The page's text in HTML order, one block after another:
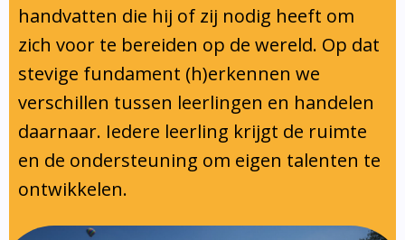
handvatten die hij of zij nodig heeft om
zich voor te bereiden op de wereld. Op dat
stevige fundament (h)erkennen we
verschillen tussen leerlingen en handelen
daarnaar. Iedere leerling krijgt de ruimte
en de ondersteuning om eigen talenten te
ontwikkelen.